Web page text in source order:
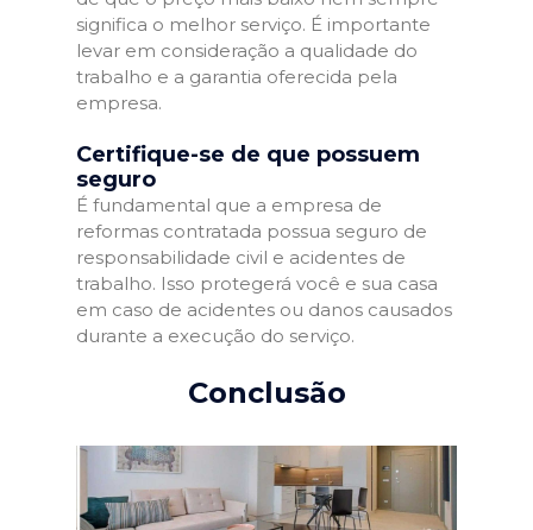
significa o melhor serviço. É importante
levar em consideração a qualidade do
trabalho e a garantia oferecida pela
empresa.
Certifique-se de que possuem
seguro
É fundamental que a empresa de
reformas contratada possua seguro de
responsabilidade civil e acidentes de
trabalho. Isso protegerá você e sua casa
em caso de acidentes ou danos causados
durante a execução do serviço.
Conclusão